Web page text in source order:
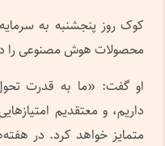
کوک روز پنجشنبه به
محصولات هوش مصنوعی را
او گفت: «ما به قدرت
داریم، و معتقدیم
متمایز خواهد کرد. در